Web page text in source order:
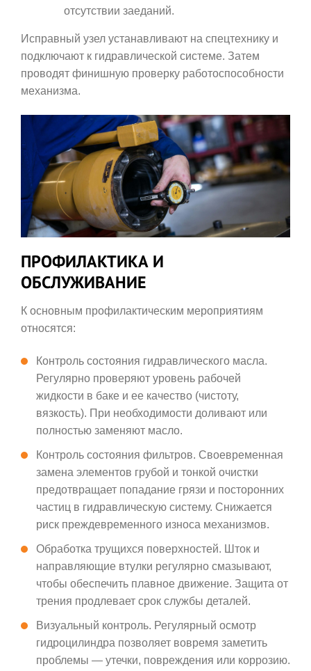
отсутствии заеданий.
Исправный узел устанавливают на спецтехнику и
подключают к гидравлической системе. Затем
проводят финишную проверку работоспособности
механизма.
ПРОФИЛАКТИКА И
ОБСЛУЖИВАНИЕ
К основным профилактическим мероприятиям
относятся:
Контроль состояния гидравлического масла.
Регулярно проверяют уровень рабочей
жидкости в баке и ее качество (чистоту,
вязкость). При необходимости доливают или
полностью заменяют масло.
Контроль состояния фильтров. Своевременная
замена элементов грубой и тонкой очистки
предотвращает попадание грязи и посторонних
частиц в гидравлическую систему. Снижается
риск преждевременного износа механизмов.
Обработка трущихся поверхностей. Шток и
направляющие втулки регулярно смазывают,
чтобы обеспечить плавное движение. Защита от
трения продлевает срок службы деталей.
Визуальный контроль. Регулярный осмотр
гидроцилиндра позволяет вовремя заметить
проблемы — утечки, повреждения или коррозию.